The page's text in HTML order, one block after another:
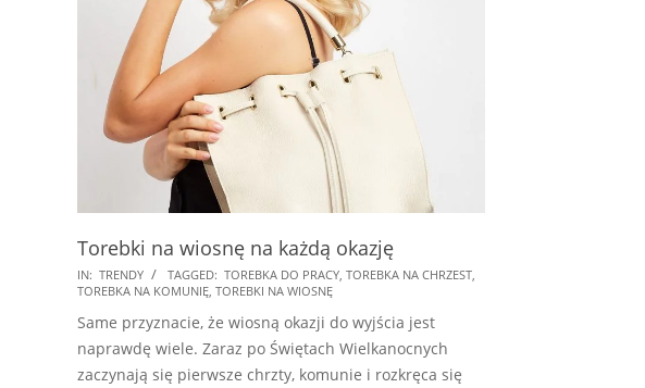
Torebki na wiosnę na każdą okazję
2024-
02-
27
IN: TRENDY TAGGED: TOREBKA DO PRACY TOREBKA NA CHRZEST
TOREBKA NA KOMUNIĘ TOREBKI NA WIOSNĘ
Same przyznacie, że wiosną okazji do wyjścia jest
naprawdę wiele. Zaraz po Świętach Wielkanocnych
zaczynają się pierwsze chrzty, komunie i rozkręca się